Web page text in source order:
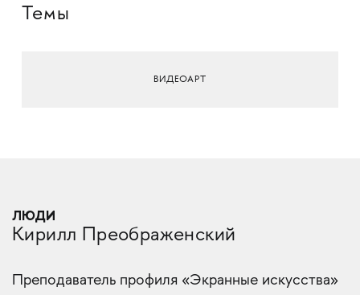
Темы
ВИДЕОАРТ
ЛЮДИ
Кирилл Преображенский
Преподаватель профиля «Экранные искусства»